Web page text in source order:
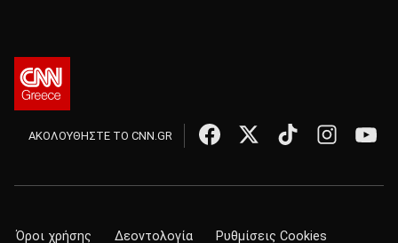
ΑΚΟΛΟΥΘΗΣΤΕ ΤΟ CNN.GR
Όροι χρήσης Δεοντολογία Ρυθμίσεις Cookies